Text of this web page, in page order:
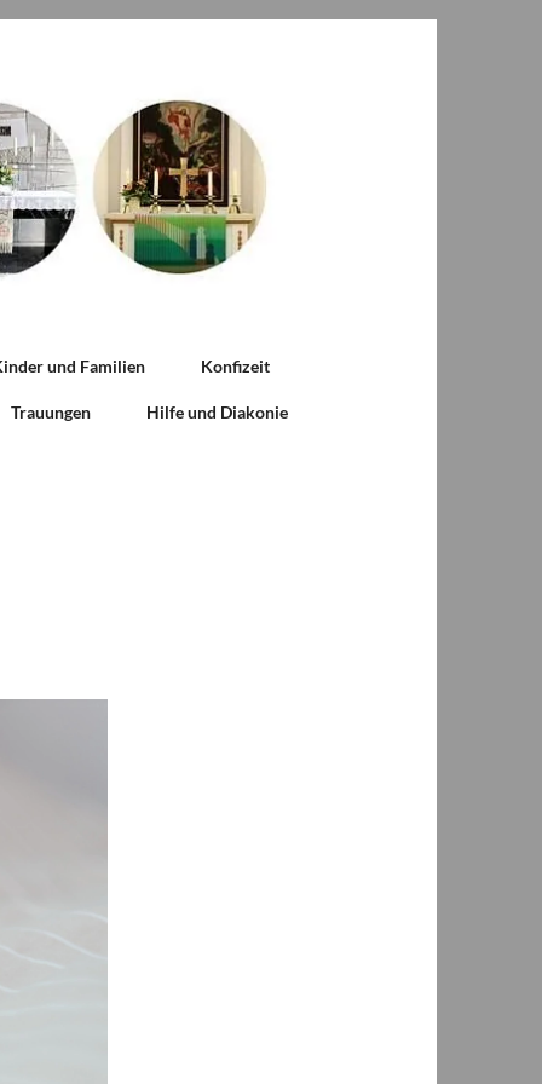
und Familien Konfizeit
Trauungen Hilfe und Diakonie